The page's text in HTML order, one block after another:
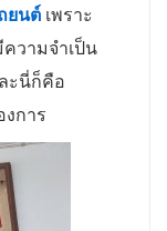
ยนต์ เพราะ
วามจำเป็น
ะนี่ก็คือ
การ